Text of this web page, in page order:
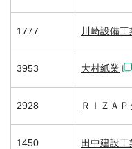
1777 川崎設備工
3953 大村紙業
2928 ＲＩＺＡ
1450 田中建設工